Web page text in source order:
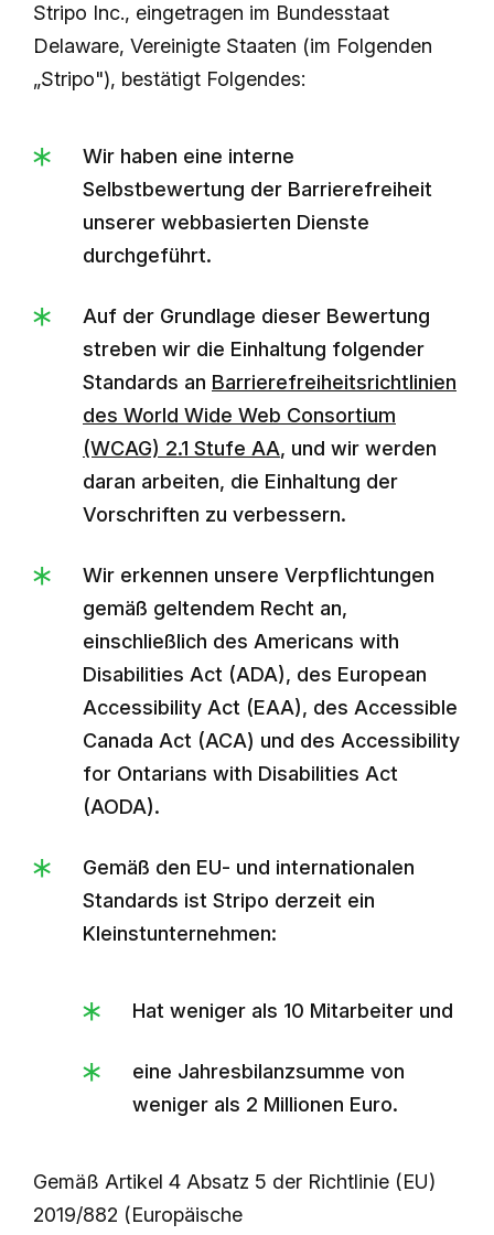
Stripo Inc., eingetragen im Bundesstaat
Delaware, Vereinigte Staaten (im Folgenden
„Stripo"), bestätigt Folgendes:
Wir haben eine interne
Selbstbewertung der Barrierefreiheit
unserer webbasierten Dienste
durchgeführt.
Auf der Grundlage dieser Bewertung
streben wir die Einhaltung folgender
Standards an Barrierefreiheitsrichtlinien
des World Wide Web Consortium
(WCAG) 2.1 Stufe AA, und wir werden
daran arbeiten, die Einhaltung der
Vorschriften zu verbessern.
Wir erkennen unsere Verpflichtungen
gemäß geltendem Recht an,
einschließlich des Americans with
Disabilities Act (ADA), des European
Accessibility Act (EAA), des Accessible
Canada Act (ACA) und des Accessibility
for Ontarians with Disabilities Act
(AODA).
Gemäß den EU- und internationalen
Standards ist Stripo derzeit ein
Kleinstunternehmen:
Hat weniger als 10 Mitarbeiter und
eine Jahresbilanzsumme von
weniger als 2 Millionen Euro.
Gemäß Artikel 4 Absatz 5 der Richtlinie (EU)
2019/882 (Europäische